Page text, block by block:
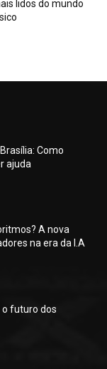
lidos do mundo
Como
ajuda
A nova
na era da I.A
o futuro dos